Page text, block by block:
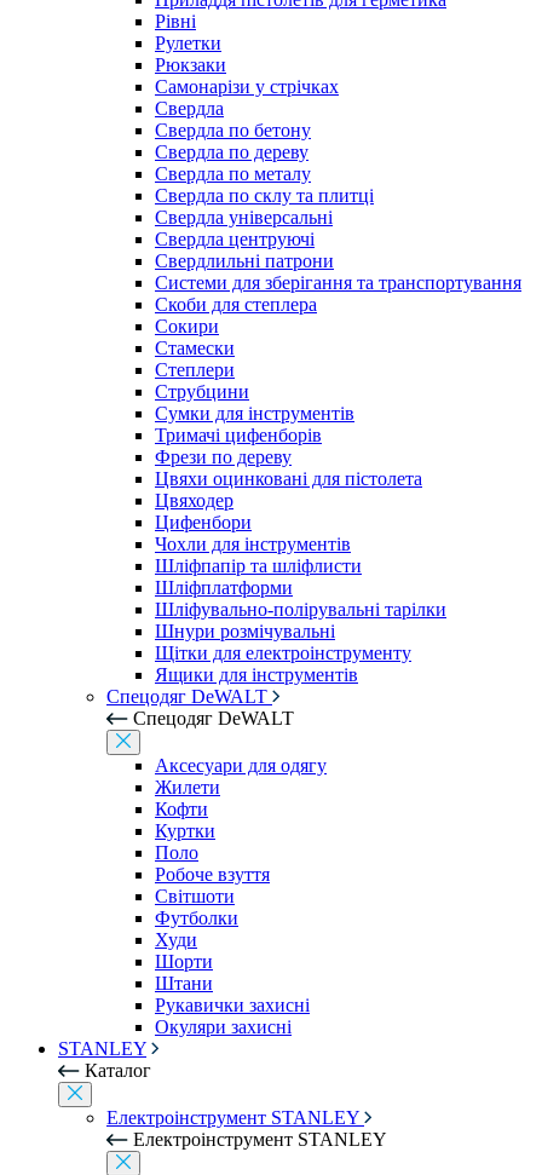
Рівні
Рулетки
Рюкзаки
Самонарізи у стрічках
Свердла
Свердла по бетону
Свердла по дереву
Свердла по металу
Свердла по склу та плитці
Свердла універсальні
Свердла центруючі
Свердлильні патрони
Системи для зберігання та транспортування
Скоби для степлера
Сокири
Стамески
Степлери
Струбцини
Сумки для інструментів
Тримачі цифенборів
Фрези по дереву
Цвяхи оцинковані для пістолета
Цвяходер
Цифенбори
Чохли для інструментів
Шліфпапір та шліфлисти
Шліфплатформи
Шліфувально-полірувальні тарілки
Шнури розмічувальні
Щітки для електроінструменту
Ящики для інструментів
Спецодяг DeWALT
Спецодяг DeWALT
Аксесуари для одягу
Жилети
Кофти
Куртки
Поло
Робоче взуття
Світшоти
Футболки
Худи
Шорти
Штани
Рукавички захисні
Окуляри захисні
STANLEY
Каталог
Електроінструмент STANLEY
Електроінструмент STANLEY